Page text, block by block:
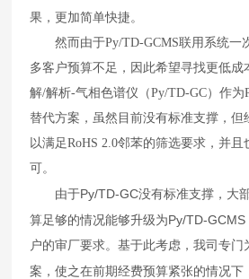
果，更加简单快捷。
然而由于Py/TD-GCMS联用系统一
多客户预算不足，因此希望寻找更低成
解/解析-气相色谱仪（Py/TD-GC）作为
替代方案，虽然目前没有标准支撑，但
以满足RoHS 2.0邻苯的筛选要求，并且
可。
由于Py/TD-GC没有标准支撑，大
算足够的情况能够升级为Py/TD-GCMS
户的审厂要求。基于此考虑，我司专
案，使之在前期经费预算紧张的情况下